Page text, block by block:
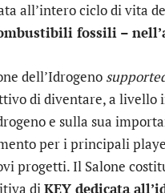
all’intero ciclo di vita
fossili –
dell’Idrogeno
di diventare, a
e sulla sua
per i principali
progetti. Il Salone
di KEY dedicata